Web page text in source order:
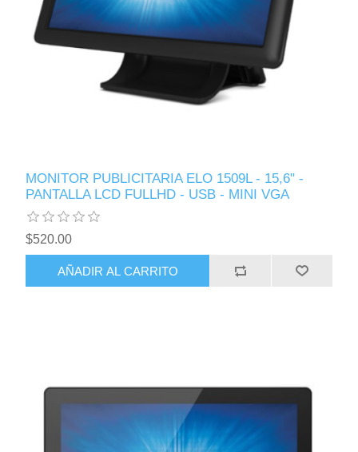
MONITOR PUBLICITARIA ELO 1509L - 15,6" -
PANTALLA LCD FULLHD - USB - MINI VGA
$520.00
AÑADIR AL CARRITO